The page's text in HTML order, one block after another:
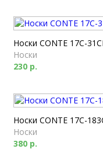
Носки CONTE 17С-
Носки
230 р.
Носки CONTE 17С-
Носки
380 р.